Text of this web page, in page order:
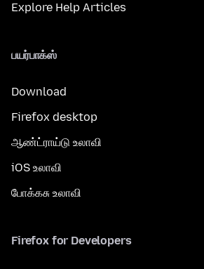
Explore Help Articles
பயர்பாக்ஸ்
Download
Firefox desktop
ஆண்ட்ராய்டு உலாவி
iOS உலாவி
போக்கசு உலாவி
Firefox for Developers